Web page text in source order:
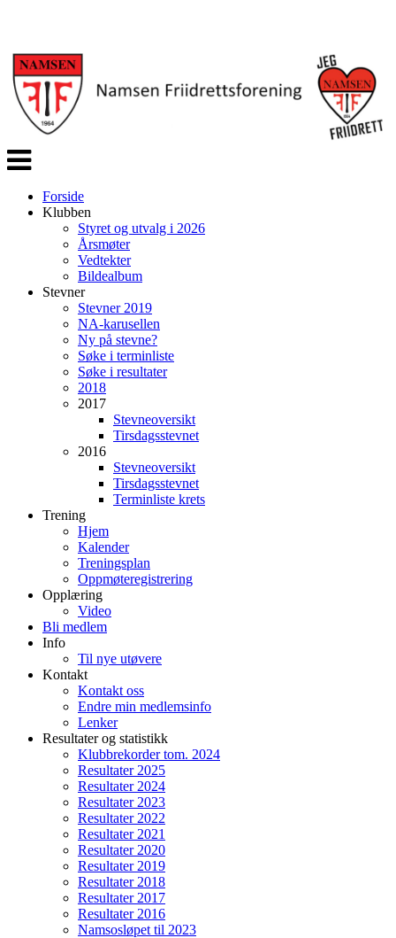
Veksle
navigasjon
Forside
Klubben
Styret og utvalg i 2026
Årsmøter
Vedtekter
Bildealbum
Stevner
Stevner 2019
NA-karusellen
Ny på stevne?
Søke i terminliste
Søke i resultater
2018
2017
Stevneoversikt
Tirsdagsstevnet
2016
Stevneoversikt
Tirsdagsstevnet
Terminliste krets
Trening
Hjem
Kalender
Treningsplan
Oppmøteregistrering
Opplæring
Video
Bli medlem
Info
Til nye utøvere
Kontakt
Kontakt oss
Endre min medlemsinfo
Lenker
Resultater og statistikk
Klubbrekorder tom. 2024
Resultater 2025
Resultater 2024
Resultater 2023
Resultater 2022
Resultater 2021
Resultater 2020
Resultater 2019
Resultater 2018
Resultater 2017
Resultater 2016
Namsosløpet til 2023